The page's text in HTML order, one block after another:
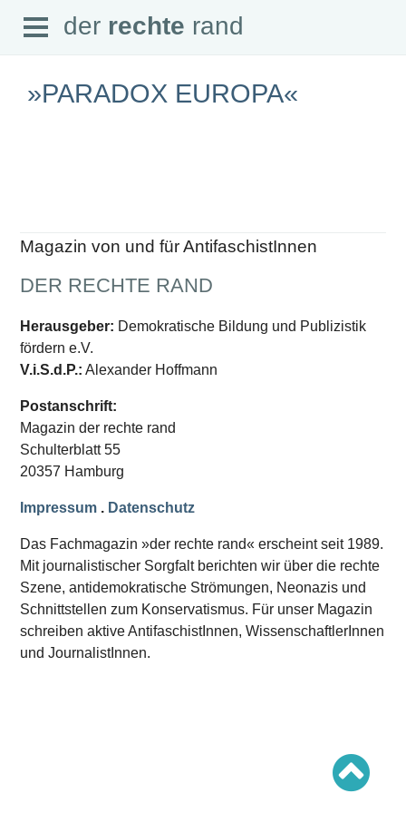
der rechte rand
Magazin
Abonnement
Datenschutz
SCHWERPUNKTE
Schwerpunkte Übersicht
Schwerpunkt AFD-Verbot
Schwerpunkt zur USA und Faschist Trump
Schwerpunkt »Identitäre Bewegung«
Schwerpunkt »Reichsbürger«
Ausgaben Übersicht
Ausgabe 221
Ausgabe 220
Ausgabe 219
Ausgabe 217
Ausgabe 216
Open
Menu
der rechte rand
»PARADOX EUROPA«
Magazin von und für AntifaschistInnen
DER RECHTE RAND
Herausgeber: Demokratische Bildung und Publizistik
fördern e.V.
V.i.S.d.P.: Alexander Hoffmann
Postanschrift:
Magazin der rechte rand
Schulterblatt 55
20357 Hamburg
Impressum . Datenschutz
Das Fachmagazin »der rechte rand« erscheint seit 1989.
Mit journalistischer Sorgfalt berichten wir über die rechte
Szene, antidemokratische Strömungen, Neonazis und
Schnittstellen zum Konservatismus. Für unser Magazin
schreiben aktive AntifaschistInnen, WissenschaftlerInnen
und JournalistInnen.